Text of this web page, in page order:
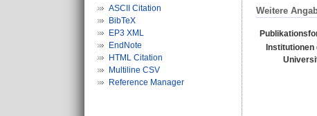
ASCII Citation
BibTeX
EP3 XML
EndNote
HTML Citation
Multiline CSV
Reference Manager
Weitere
Institutionen